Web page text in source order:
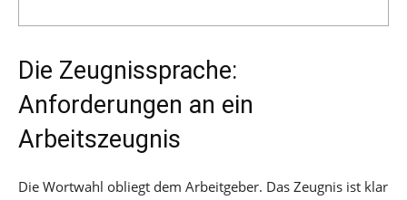
Die Zeugnissprache:
Anforderungen an ein
Arbeitszeugnis
Die Wortwahl obliegt dem Arbeitgeber. Das Zeugnis ist klar